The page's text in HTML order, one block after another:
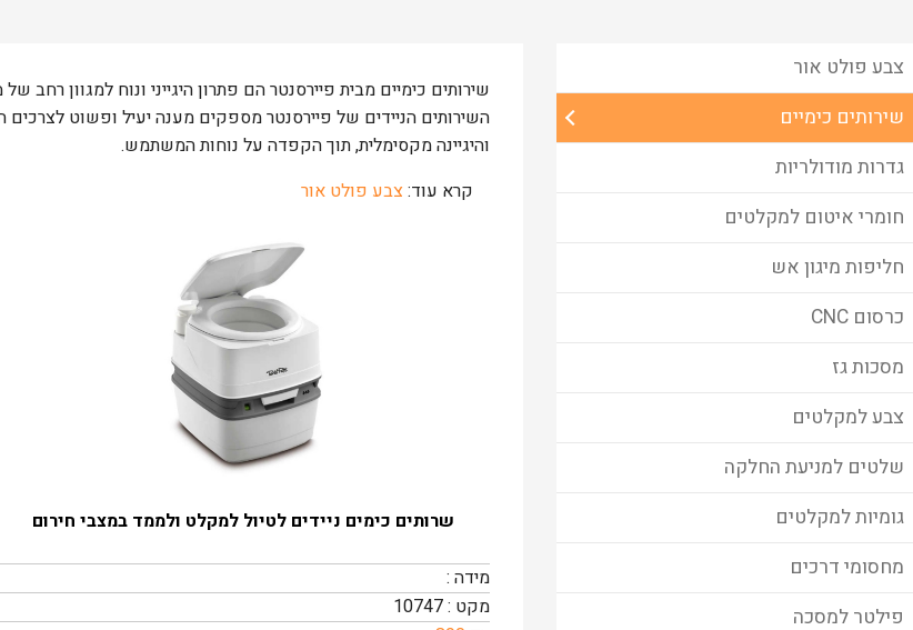
צבע פולט אור
שירותים כימיים
גדרות מודולריות
חומרי איטום למקלטים
חליפות מיגון אש
כרסום CNC
מסכות גז
צבע למקלטים
שלטים למניעת החלקה
גומיות למקלטים
מחסומי דרכים
פילטר למסכה
שירותים כימיים מבית פיירסנטר הם פתרון היגייני ונוח למגוון
השירותים הניידים של פיירסנטר מספקים מענה יעיל ופשוט לצרכים
והיגיינה מקסימלית, תוך הקפדה על נוחות המשתמש.
קרא עוד:צבע פולט אור
שרותים כימים ניידים לטיול למקלט ולממד במצבי חירום
מידה :
מקט : 10747